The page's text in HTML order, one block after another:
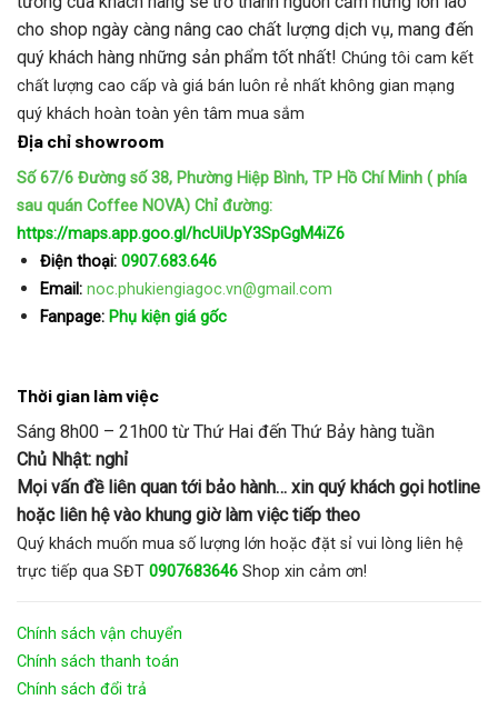
cho shop ngày càng nâng cao chất lượng dịch vụ, mang đến
quý khách hàng những sản phẩm tốt nhất! Chúng tôi cam kết
chất lượng cao cấp và giá bán luôn rẻ nhất không gian mạng
quý khách hoàn toàn yên tâm mua sắm
Địa chỉ showroom
Số 67/6 Đường số 38, Phường Hiệp Bình, TP Hồ Chí Minh ( phía
sau quán Coffee NOVA) Chỉ đường:
https://maps.app.goo.gl/hcUiUpY3SpGgM4iZ6
Điện thoại: 0907.683.646
Email:noc.phukiengiagoc.vn@gmail.com
Fanpage:Phụ kiện giá gốc
Thời gian làm việc
Sáng 8h00 – 21h00 từ Thứ Hai đến Thứ Bảy hàng tuần
Chủ Nhật: nghỉ
Mọi vấn đề liên quan tới bảo hành… xin quý khách gọi hotline
hoặc liên hệ vào khung giờ làm việc tiếp theo
Quý khách muốn mua số lượng lớn hoặc đặt sỉ vui lòng liên hệ
trực tiếp qua SĐT 0907683646 Shop xin cảm ơn!
Chính sách vận chuyển
Chính sách thanh toán
Chính sách đổi trả